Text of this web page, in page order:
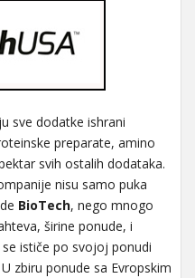
sve dodatke ishrani
preparate, amino
svih ostalih dodataka.
nisu samo puka
BioTech, nego mnogo
širine ponude, i
se ističe po svojoj ponudi
zbiru ponude sa Evropskim